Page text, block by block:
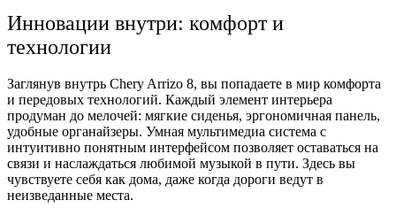
Инновации внутри: комфорт и
технологии
Заглянув внутрь Chery Arrizo 8, вы попадаете в мир комфорта
и передовых технологий. Каждый элемент интерьера
продуман до мелочей: мягкие сиденья, эргономичная панель,
удобные органайзеры. Умная мультимедиа система с
интуитивно понятным интерфейсом позволяет оставаться на
связи и наслаждаться любимой музыкой в пути. Здесь вы
чувствуете себя как дома, даже когда дороги ведут в
неизведанные места.